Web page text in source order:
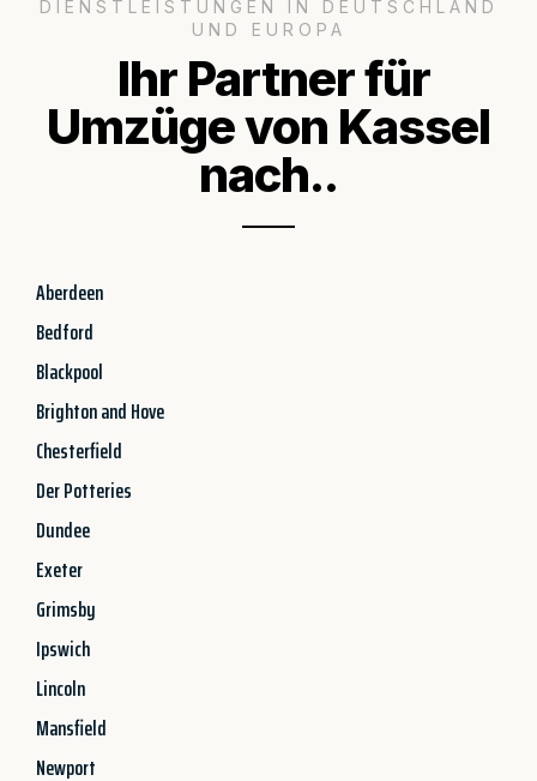
DIENSTLEISTUNGEN IN DEUTSCHLAND
UND EUROPA
Ihr Partner für
Umzüge von Kassel
nach..
Aberdeen
Bedford
Blackpool
Brighton and Hove
Chesterfield
Der Potteries
Dundee
Exeter
Grimsby
Ipswich
Lincoln
Mansfield
Newport